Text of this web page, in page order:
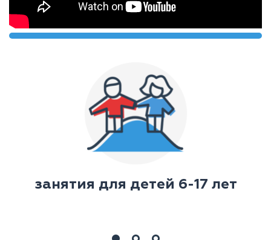
занятия для детей 6-17 лет